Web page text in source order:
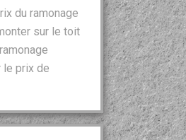
du ramonage
sur le toit
le prix de